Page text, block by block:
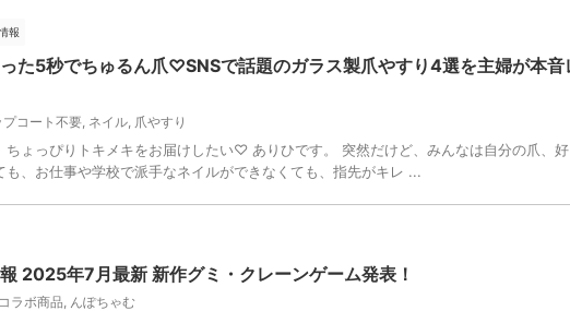
報
った5秒でちゅるん爪♡SNSで話題のガラス製爪やすり4選を主婦が本音
プコート不要, ネイル, 爪やすり
ちょっぴりトキメキをお届けしたい♡ ありひです。 突然だけど、みんなは自分の爪、
も、お仕事や学校で派手なネイルができなくても、指先がキレ ...
2025年7月最新 新作グミ・クレーンゲーム発表！
コラボ商品, んぽちゃむ